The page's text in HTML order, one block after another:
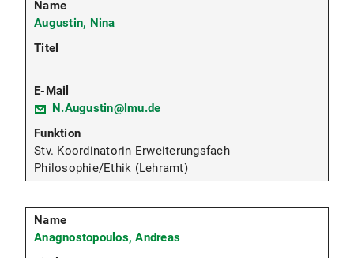
Augustin, Nina
N.Augustin@lmu.de
Stv. Koordinatorin Erweiterungsfach
Philosophie/Ethik (Lehramt)
Anagnostopoulos, Andreas